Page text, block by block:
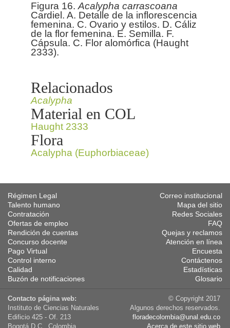
Figura 16. Acalypha carrascoana
Cardiel. A. Detalle de la inflorescencia
femenina. C. Ovario y estilos. D. Cáliz
de la flor femenina. E. Semilla. F.
Cápsula. C. Flor alomórfica (Haught
2333).
Relacionados
Acalypha
Material en COL
Haught 2333
Flora
Acalypha (Euphorbiaceae)
Régimen Legal
Talento humano
Contratación
Ofertas de empleo
Rendición de cuentas
Concurso docente
Pago Virtual
Control interno
Calidad
Buzón de notificaciones
Correo institucional
Mapa del sitio
Redes Sociales
FAQ
Quejas y reclamos
Atención en línea
Encuesta
Contáctenos
Estadísticas
Glosario
Contacto página web:
Instituto de Ciencias Naturales
Edificio 425 - Of. 213
Bogotá D.C., Colombia
© Copyright 2017
Algunos derechos reservados.
floradecolombia@unal.edu.co
Acerca de este sitio web